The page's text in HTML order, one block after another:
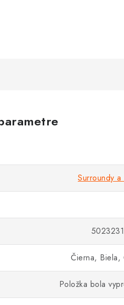
Surroundy
Čierna, Biela,
Položka bola